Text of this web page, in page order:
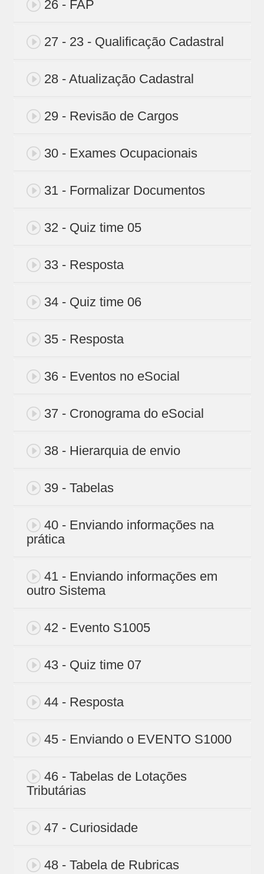
26 - FAP
27 - 23 - Qualificação Cadastral
28 - Atualização Cadastral
29 - Revisão de Cargos
30 - Exames Ocupacionais
31 - Formalizar Documentos
32 - Quiz time 05
33 - Resposta
34 - Quiz time 06
35 - Resposta
36 - Eventos no eSocial
37 - Cronograma do eSocial
38 - Hierarquia de envio
39 - Tabelas
40 - Enviando informações na
prática
41 - Enviando informações em
outro Sistema
42 - Evento S1005
43 - Quiz time 07
44 - Resposta
45 - Enviando o EVENTO S1000
46 - Tabelas de Lotações
Tributárias
47 - Curiosidade
48 - Tabela de Rubricas